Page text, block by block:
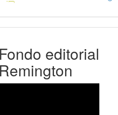
Fondo editorial
Remington